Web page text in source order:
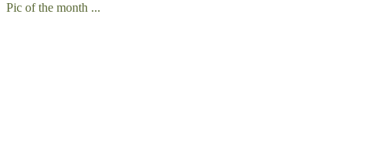
Pic of the month ...